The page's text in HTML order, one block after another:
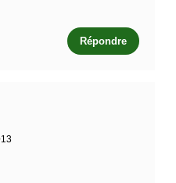
Répondre